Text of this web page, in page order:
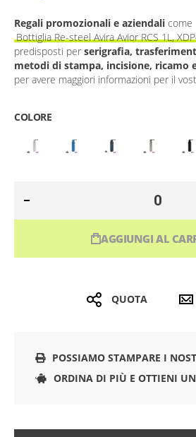
Regali promozionali e aziendali come
Bottiglia Re-steel Avira Avior RCS 1L,
predisposti per serigrafia,
metodi di stampa, incisione, ricamo
per avere maggiori informazioni per il
COLORE
AGGIUNGI AL
QUOTA
POSSIAMO STAMPARE I
ORDINA DI PIÙ E OTTIENI